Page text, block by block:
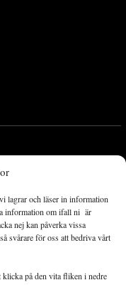
lagrar och läser in information
information om ifall ni är
nej kan påverka vissa
svårare för oss att bedriva vårt
klicka på den vita fliken i nedre
bred bevakning av
och med fokus på
hållbart samhälle går
människor, minskade
för allt levande att